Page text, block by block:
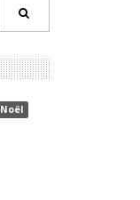
Noël